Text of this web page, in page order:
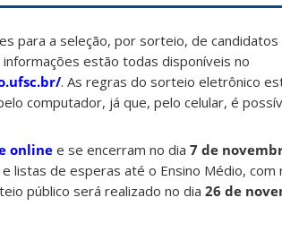
para a seleção, por sorteio, de
estão todas disponíveis no
. As regras do sorteio eletrônico
computador, já que, pelo celular, é
onlinee se encerram no dia 7 de
listas de esperas até o Ensino Médio,
público será realizado no dia 26 de